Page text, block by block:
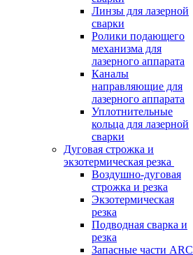
Линзы для лазерной
сварки
Ролики подающего
механизма для
лазерного аппарата
Каналы
направляющие для
лазерного аппарата
Уплотнительные
кольца для лазерной
сварки
Дуговая строжка и
экзотермическая резка
Воздушно-дуговая
строжка и резка
Экзотермическая
резка
Подводная сварка и
резка
Запасные части ARC